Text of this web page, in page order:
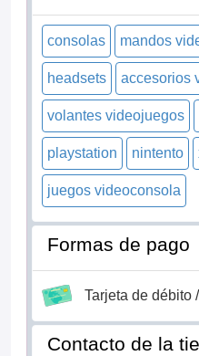
consolas mandos
headsets accesorios
volantes videojuegos
playstation nintento
juegos videoconsola
Formas de pago
Tarjeta de débito
Contacto de la